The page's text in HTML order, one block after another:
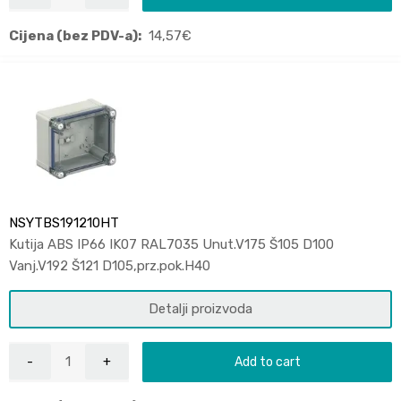
Cijena (bez PDV-a): 14,57€
NSYTBS191210HT
Kutija ABS IP66 IK07 RAL7035 Unut.V175 Š105 D100
Vanj.V192 Š121 D105,prz.pok.H40
Detalji proizvoda
Add to cart